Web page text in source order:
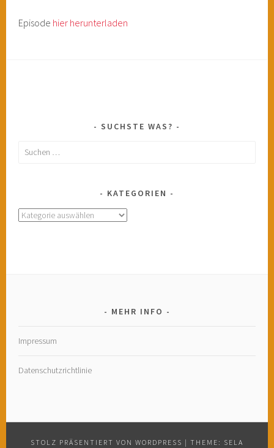
Episode hier herunterladen
SUCHSTE WAS?
Suchen
KATEGORIEN
Kategorien
MEHR INFO
Impressum
Datenschutzrichtlinie
STOLZ PRÄSENTIERT VON WORDPRESS | THEME: SELA